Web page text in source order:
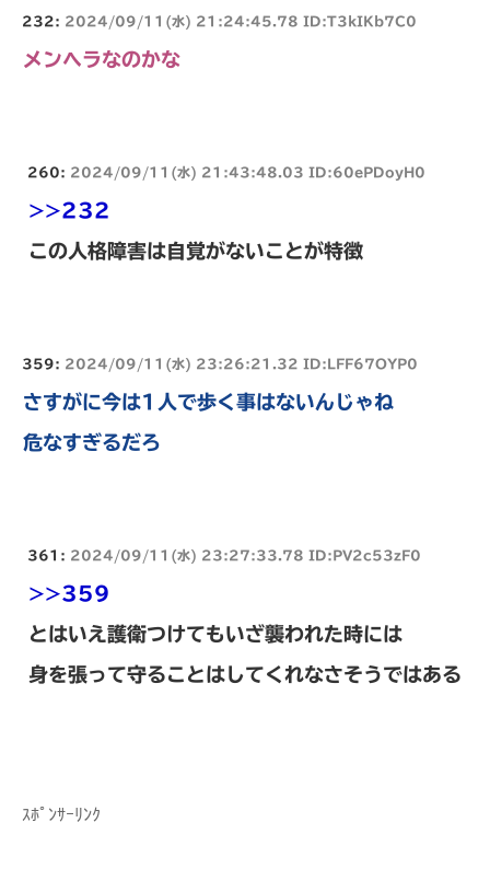
232: 2024/09/11(水) 21:24:45.78 ID:T3kIKb7C0
メンヘラなのかな
260: 2024/09/11(水) 21:43:48.03 ID:60ePDoyH0
>>232
この人格障害は自覚がないことが特徴
359: 2024/09/11(水) 23:26:21.32 ID:LFF67OYP0
さすがに今は1人で歩く事はないんじゃね
危なすぎるだろ
361: 2024/09/11(水) 23:27:33.78 ID:PV2c53zF0
>>359
とはいえ護衛つけてもいざ襲われた時には
身を張って守ることはしてくれなさそうではある
ｽﾎﾟﾝｻｰﾘﾝｸ